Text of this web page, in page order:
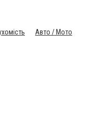
Авто / Мото